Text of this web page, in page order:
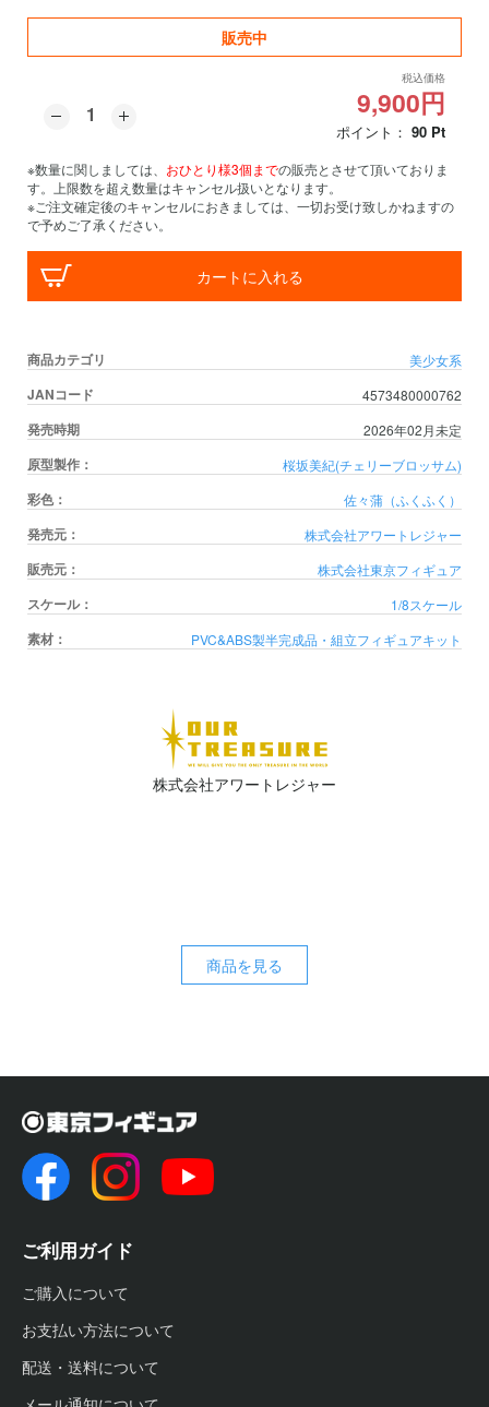
販売中
税込価格
9,900円
ポイント： 90 Pt
※数量に関しましては、 おひとり様3個までの販売とさせて頂いておりま
す。上限数を超え数量はキャンセル扱いとなります。
※ご注文確定後のキャンセルにおきましては、一切お受け致しかねますの
で予めご了承ください。
カートに入れる
商品カテゴリ 美少女系
JANコード 4573480000762
発売時期 2026年02月未定
原型製作： 桜坂美紀(チェリーブロッサム)
彩色： 佐々蒲（ふくふく）
発売元： 株式会社アワートレジャー
販売元： 株式会社東京フィギュア
スケール： 1/8スケール
素材： PVC&ABS製半完成品・組立フィギュアキット
株式会社アワートレジャー
商品を見る
ご利用ガイド
ご購入について
お支払い方法について
配送・送料について